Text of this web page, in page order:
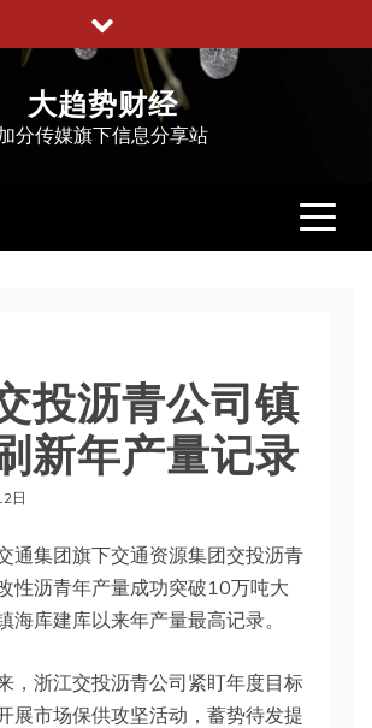
大趋势财经
分传媒旗下信息分享站
投沥青公司镇
新年产量记录
日
通集团旗下交通资源集团交投沥青
性沥青年产量成功突破10万吨大
海库建库以来年产量最高记录。
，浙江交投沥青公司紧盯年度目标
展市场保供攻坚活动，蓄势待发提